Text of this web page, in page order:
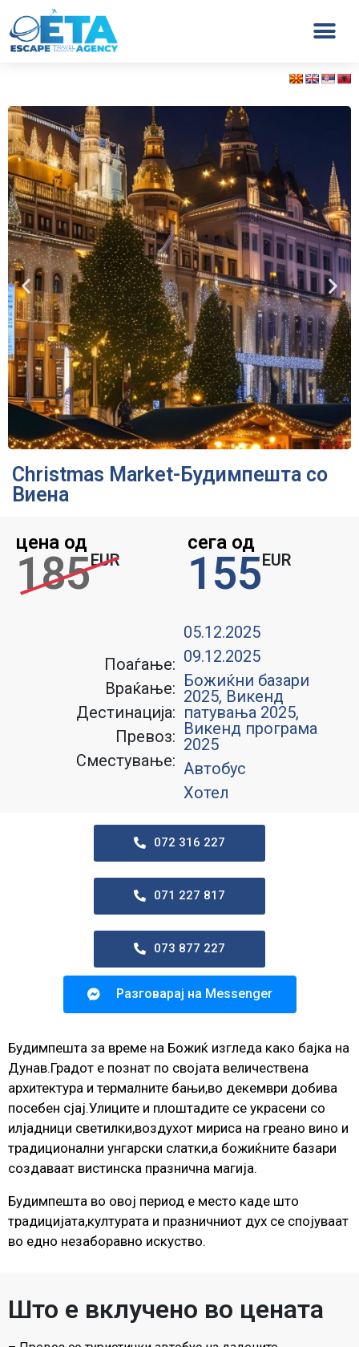
Christmas Market-Будимпешта со
Виена
цена од
185EUR
сега од
155 EUR
Поаѓање:
Враќање:
Дестинација:
Превоз:
Сместување:
05.12.2025
09.12.2025
Божиќни базари
2025, Викенд
патувања 2025,
Викенд програма
2025
Автобус
Хотел
072 316 227
071 227 817
073 877 227
Разговарај на Messenger
Будимпешта за време на Божиќ изгледа како бајка на
Дунав.Градот е познат по својата величествена
архитектура и термалните бањи,во декември добива
посебен сјај.Улиците и плоштадите се украсени со
илјадници светилки,воздухот мириса на греано вино и
традиционални унгарски слатки,а божиќните базари
создаваат вистинска празнична магија.
Будимпешта во овој период е место каде што
традицијата,културата и празничниот дух се спојуваат
во едно незаборавно искуство.
Што е вклучено во цената